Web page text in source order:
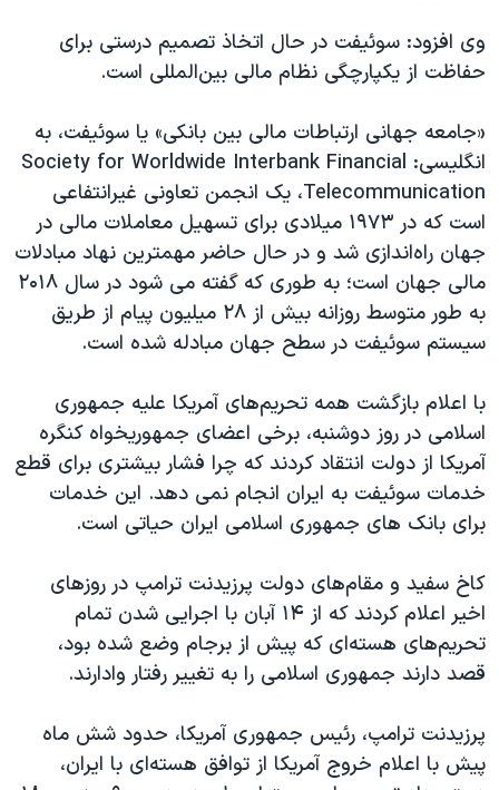
وی افزود: سوئیفت در حال اتخاذ تصمیم درستی برای
حفاظت از یکپارچگی نظام مالی بین‌المللی است.
«جامعه جهانی ارتباطات مالی بین بانکی» یا سوئیفت، به
انگلیسی: Society for Worldwide Interbank Financial
Telecommunication، یک انجمن تعاونی غیرانتفاعی
است که در ۱۹۷۳ میلادی برای تسهیل معاملات مالی در
جهان راه‌اندازی شد و در حال حاضر مهمترین نهاد مبادلات
مالی جهان است؛ به طوری که گفته می شود در سال ۲۰۱۸
به طور متوسط روزانه بیش از ۲۸ میلیون پیام از طریق
سیستم سوئیفت در سطح جهان مبادله شده است.
با اعلام بازگشت همه تحریم‌های آمریکا علیه جمهوری
اسلامی در روز دوشنبه، برخی اعضای جمهوریخواه کنگره
آمریکا از دولت انتقاد کردند که چرا فشار بیشتری برای قطع
خدمات سوئیفت به ایران انجام نمی دهد. این خدمات
برای بانک های جمهوری اسلامی ایران حیاتی است.
کاخ سفید و مقام‌های دولت پرزیدنت ترامپ در روزهای
اخیر اعلام کردند که از ۱۴ آبان با اجرایی شدن تمام
تحریم‌های هسته‌ای که پیش از برجام وضع شده بود،
قصد دارند جمهوری اسلامی را به تغییر رفتار وادارند.
پرزیدنت ترامپ، رئیس جمهوری آمریکا، حدود شش ماه
پیش با اعلام خروج آمریکا از توافق هسته‌ای با ایران،